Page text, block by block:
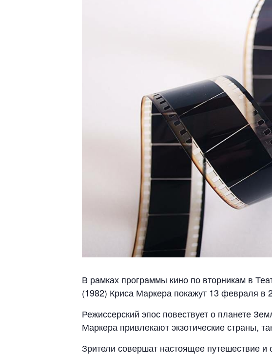
В рамках программы кино по вторникам в
(1982) Криса Маркера покажут 13 февраля в
Режиссерский эпос повествует о планете
Маркера привлекают экзотические страны,
Зрители совершат настоящее путешествие